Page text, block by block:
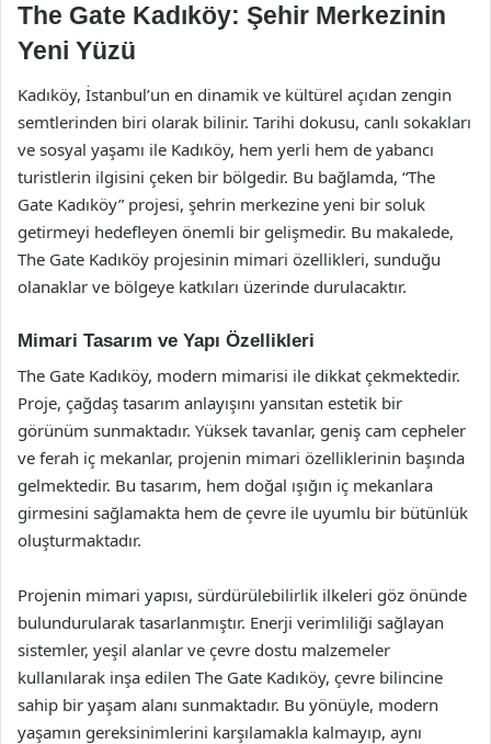
The Gate Kadıköy: Şehir Merkezinin
Yeni Yüzü
Kadıköy, İstanbul’un en dinamik ve kültürel açıdan zengin
semtlerinden biri olarak bilinir. Tarihi dokusu, canlı sokakları
ve sosyal yaşamı ile Kadıköy, hem yerli hem de yabancı
turistlerin ilgisini çeken bir bölgedir. Bu bağlamda, “The
Gate Kadıköy” projesi, şehrin merkezine yeni bir soluk
getirmeyi hedefleyen önemli bir gelişmedir. Bu makalede,
The Gate Kadıköy projesinin mimari özellikleri, sunduğu
olanaklar ve bölgeye katkıları üzerinde durulacaktır.
Mimari Tasarım ve Yapı Özellikleri
The Gate Kadıköy, modern mimarisi ile dikkat çekmektedir.
Proje, çağdaş tasarım anlayışını yansıtan estetik bir
görünüm sunmaktadır. Yüksek tavanlar, geniş cam cepheler
ve ferah iç mekanlar, projenin mimari özelliklerinin başında
gelmektedir. Bu tasarım, hem doğal ışığın iç mekanlara
girmesini sağlamakta hem de çevre ile uyumlu bir bütünlük
oluşturmaktadır.
Projenin mimari yapısı, sürdürülebilirlik ilkeleri göz önünde
bulundurularak tasarlanmıştır. Enerji verimliliği sağlayan
sistemler, yeşil alanlar ve çevre dostu malzemeler
kullanılarak inşa edilen The Gate Kadıköy, çevre bilincine
sahip bir yaşam alanı sunmaktadır. Bu yönüyle, modern
yaşamın gereksinimlerini karşılamakla kalmayıp, aynı